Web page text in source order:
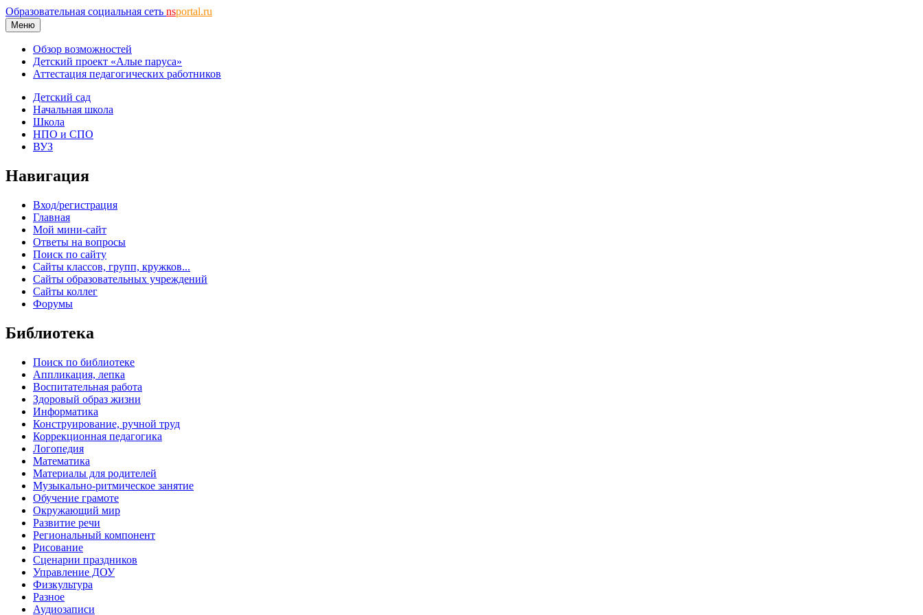
Образовательная социальная сеть nsportal.ru
Меню
Обзор возможностей
Детский проект «Алые паруса»
Аттестация педагогических работников
Детский сад
Начальная школа
Школа
НПО и СПО
ВУЗ
Навигация
Вход/регистрация
Главная
Мой мини-сайт
Ответы на вопросы
Поиск по сайту
Сайты классов, групп, кружков...
Сайты образовательных учреждений
Сайты коллег
Форумы
Библиотека
Поиск по библиотеке
Аппликация, лепка
Воспитательная работа
Здоровый образ жизни
Информатика
Конструирование, ручной труд
Коррекционная педагогика
Логопедия
Математика
Материалы для родителей
Музыкально-ритмическое занятие
Обучение грамоте
Окружающий мир
Развитие речи
Региональный компонент
Рисование
Сценарии праздников
Управление ДОУ
Физкультура
Разное
Аудиозаписи